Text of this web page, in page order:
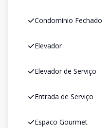
Condomínio Fechado
Elevador
Elevador de Serviço
Entrada de Serviço
Espaco Gourmet